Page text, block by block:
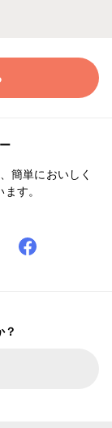
簡単においしく
す。
？